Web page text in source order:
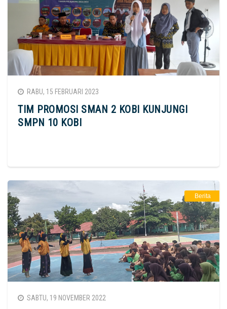
RABU, 15 FEBRUARI 2023
TIM PROMOSI SMAN 2 KOBI KUNJUNGI
SMPN 10 KOBI
Berita
SABTU, 19 NOVEMBER 2022